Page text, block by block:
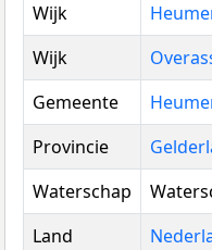
Wijk
Wijk
Gemeente
Provincie
Waterschap
Land